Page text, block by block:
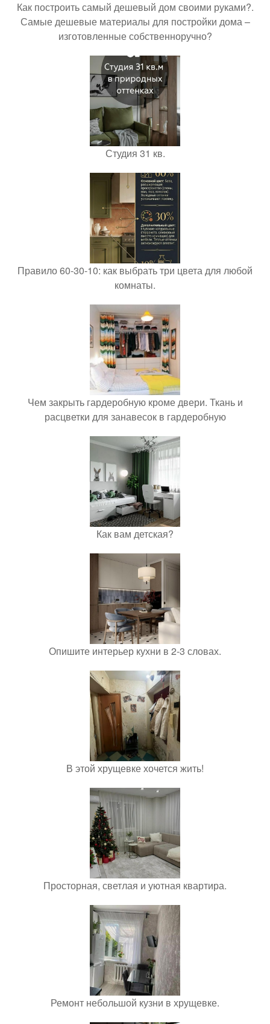
Как построить самый дешевый дом своими руками?.
Самые дешевые материалы для постройки дома –
изготовленные собственноручно?
Студия 31 кв.
Правило 60-30-10: как выбрать три цвета для любой
комнаты.
Чем закрыть гардеробную кроме двери. Ткань и
расцветки для занавесок в гардеробную
Как вам детская?
Опишите интерьер кухни в 2-3 словах.
В этой хрущевке хочется жить!
Просторная, светлая и уютная квартира.
Ремонт небольшой кузни в хрущевке.